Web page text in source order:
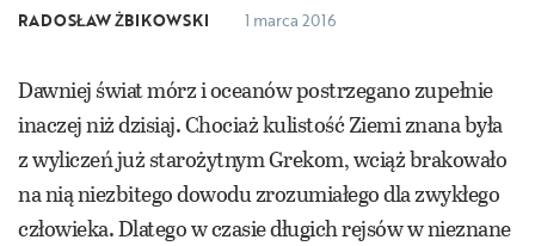
RADOSŁAW ŻBIKOWSKI 1 marca 2016
Dawniej świat mórz i oceanów postrzegano zupełnie
inaczej niż dzisiaj. Chociaż kulistość Ziemi znana była
z wyliczeń już starożytnym Grekom, wciąż brakowało
na nią niezbitego dowodu zrozumiałego dla zwykłego
człowieka. Dlatego w czasie długich rejsów w nieznane